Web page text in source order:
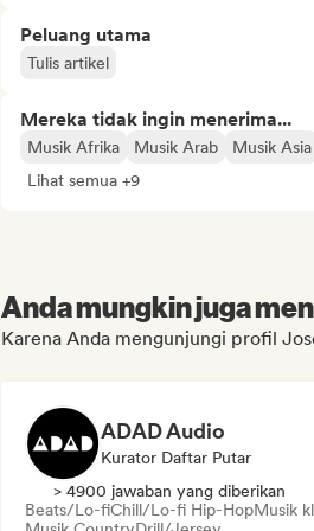
Peluang utama
Tulis artikel
Mereka tidak ingin menerima...
Musik Afrika Musik Arab
Musik Asia
Lihat semua +9
Anda mungkin juga
Karena Anda mengunjungi profil
ADAD Audio
Kurator Daftar Putar
> 4900 jawaban yang diberikan
Beats/Lo-fiChill/Lo-fi Hip-HopMusik